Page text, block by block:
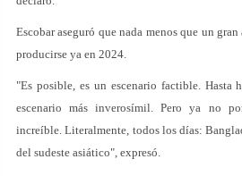
Escobar aseguró que nada menos que un
producirse ya en 2024.
"Es posible, es un escenario factible. Hasta
escenario más inverosímil. Pero ya no
increíble. Literalmente, todos los días:
del sudeste asiático", expresó.